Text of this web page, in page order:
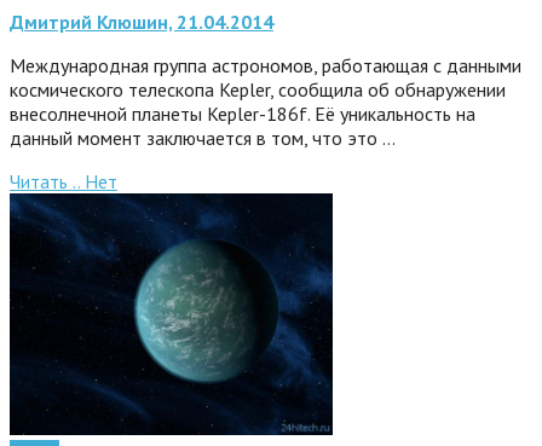
Дмитрий Клюшин, 21.04.2014
Международная группа астрономов, работающая с данными
космического телескопа Kepler, сообщила об обнаружении
внесолнечной планеты Kepler-186f. Её уникальность на
данный момент заключается в том, что это …
Читать .. Нет